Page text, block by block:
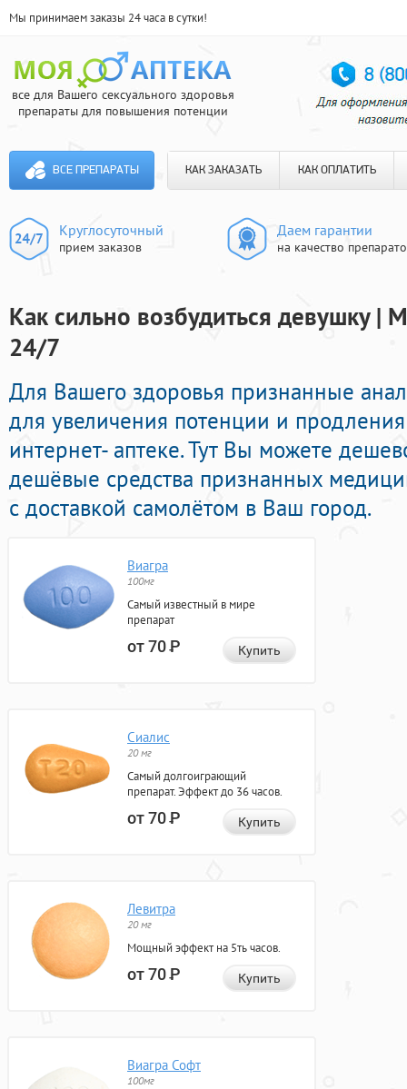
Мы принимаем заказы 24 часа в сутки!
все для Вашего сексуального здоровья
препараты для повышения потенции
ВСЕ ПРЕПАРАТЫ КАК ЗАКАЗАТЬ КАК ОПЛАТИТЬ
Круглосуточный
прием заказов
Даем гарантии
на качество
Как сильно возбудиться девушку |
24/7
Для Вашего здоровья признанные
для увеличения потенции и продления
интернет- аптеке. Тут Вы можете
дешёвые средства признанных
с доставкой самолётом в Ваш город.
Виагра
100мг
Самый известный в мире
препарат
от 70Р Купить
Сиалис
20 мг
Самый долгоиграющий
препарат. Эффект до 36 часов.
от 70Р Купить
Левитра
20 мг
Мощный эффект на 5ть часов.
от 70Р Купить
Виагра Софт
100мг